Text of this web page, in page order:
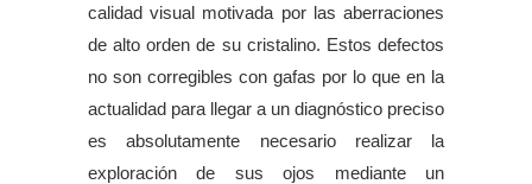
calidad visual motivada por las aberraciones
de alto orden de su cristalino. Estos defectos
no son corregibles con gafas por lo que en la
actualidad para llegar a un diagnóstico preciso
es absolutamente necesario realizar la
exploración de sus ojos mediante un